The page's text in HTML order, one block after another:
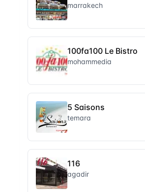
marrakech
100fa100 Le Bistro
mohammedia
5 Saisons
temara
116
agadir